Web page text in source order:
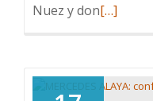
Nuez y donLeer
de
[…]